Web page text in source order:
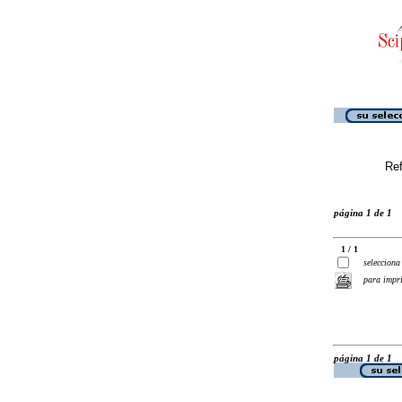
página 1 de 1
1 / 1
selecciona
para
página 1 de 1